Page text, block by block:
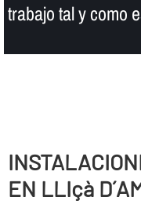
trabajo tal y como
EN LLIçà